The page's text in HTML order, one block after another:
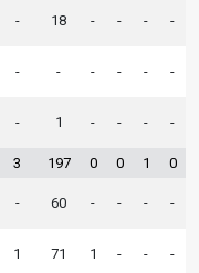
- 18 - - - -
- - - - - -
- 1 - - - -
3 197 0 0 1 0
- 60 - - - -
1 71 1 - - -